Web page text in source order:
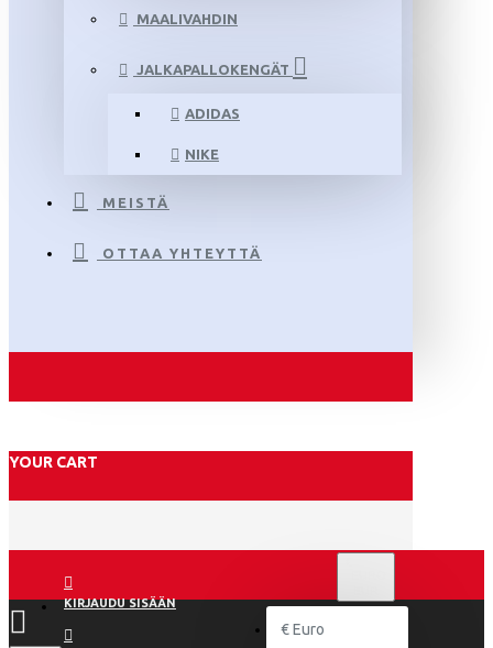
MAALIVAHDIN
JALKAPALLOKENGÄT
ADIDAS
NIKE
MEISTÄ
OTTAA YHTEYTTÄ
YOUR CART
KIRJAUDU SISÄÄN
€ Euro